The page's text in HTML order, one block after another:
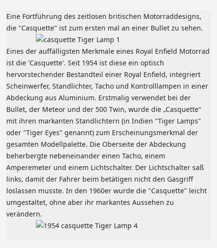
Eine Fortführung des zeitlosen britischen Motorraddesigns,
die "Casquette" ist zum ersten mal an einer Bullet zu sehen.
Eines der auffälligsten Merkmale eines Royal Enfield Motorrad
ist die 'Casquette'. Seit 1954 ist diese ein optisch
hervorstechender Bestandteil einer Royal Enfield, integriert
Scheinwerfer, Standlichter, Tacho und Kontrolllampen in einer
Abdeckung aus Aluminium. Erstmalig verwendet bei der
Bullet, der Meteor und der 500 Twin, wurde die „Casquette“
mit ihren markanten Standlichtern (in Indien "Tiger Lamps"
oder "Tiger Eyes" genannt) zum Erscheinungsmerkmal der
gesamten Modellpalette. Die Oberseite der Abdeckung
beherbergte nebeneinander einen Tacho, einem
Amperemeter und einem Lichtschalter. Der Lichtschalter saß
links, damit der Fahrer beim betätigen nicht den Gasgriff
loslassen musste. In den 1960er wurde die "Casquette" leicht
umgestaltet, ohne aber ihr markantes Aussehen zu
verändern.